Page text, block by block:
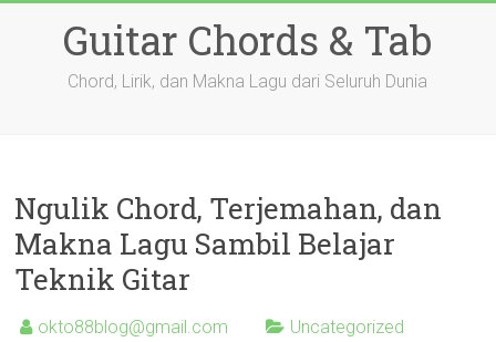
Guitar Chords & Tab
Chord, Lirik, dan Makna Lagu dari Seluruh Dunia
Ngulik Chord, Terjemahan, dan
Makna Lagu Sambil Belajar
Teknik Gitar
okto88blog@gmail.com Uncategorized